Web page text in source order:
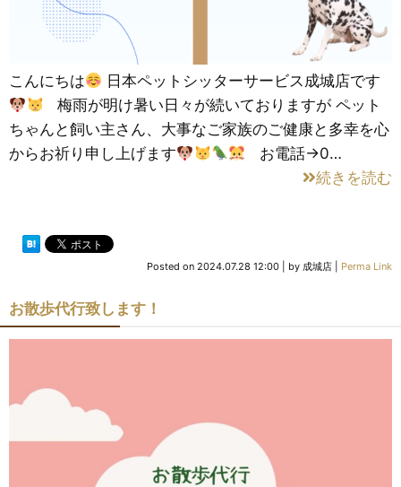
こんにちは
日本ペットシッターサービス成城店です
梅雨が明け暑い日々が続いておりますが ペット
ちゃんと飼い主さん、大事なご家族のご健康と多幸を心
からお祈り申し上げます
お電話→0…
続きを読む
Posted on 2024.07.28 12:00 by 成城店 Perma Link
お散歩代行致します！